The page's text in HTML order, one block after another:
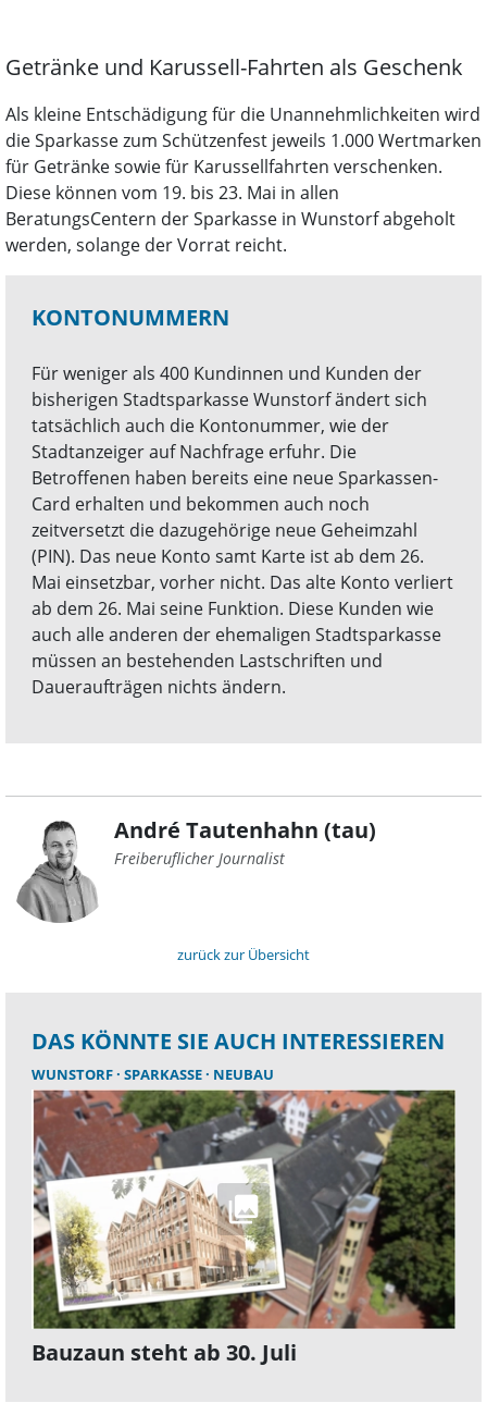
Getränke und Karussell-Fahrten als Geschenk
Als kleine Entschädigung für die Unannehmlichkeiten wird
die Sparkasse zum Schützenfest jeweils 1.000 Wertmarken
für Getränke sowie für Karussellfahrten verschenken.
Diese können vom 19. bis 23. Mai in allen
BeratungsCentern der Sparkasse in Wunstorf abgeholt
werden, solange der Vorrat reicht.
KONTONUMMERN
Für weniger als 400 Kundinnen und Kunden der
bisherigen Stadtsparkasse Wunstorf ändert sich
tatsächlich auch die Kontonummer, wie der
Stadtanzeiger auf Nachfrage erfuhr. Die
Betroffenen haben bereits eine neue Sparkassen-
Card erhalten und bekommen auch noch
zeitversetzt die dazugehörige neue Geheimzahl
(PIN). Das neue Konto samt Karte ist ab dem 26.
Mai einsetzbar, vorher nicht. Das alte Konto verliert
ab dem 26. Mai seine Funktion. Diese Kunden wie
auch alle anderen der ehemaligen Stadtsparkasse
müssen an bestehenden Lastschriften und
Daueraufträgen nichts ändern.
André Tautenhahn (tau)
Freiberuflicher Journalist
zurück zur Übersicht
DAS KÖNNTE SIE AUCH INTERESSIEREN
WUNSTORF SPARKASSE NEUBAU
Bauzaun steht ab 30. Juli